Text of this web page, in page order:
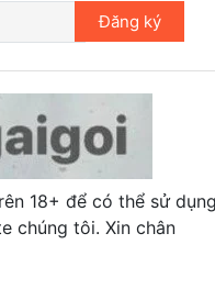
Đăng ký
18+ để có thể sử dụng
chúng tôi. Xin chân